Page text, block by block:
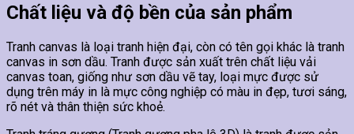
Chất liệu và độ bền của sản phẩm
Tranh canvas là loại tranh hiện đại, còn có tên gọi khác là tranh
canvas in sơn dầu. Tranh được sản xuất trên chất liệu vải
canvas toan, giống như sơn dầu vẽ tay, loại mực được sử
dụng trên máy in là mực công nghiệp có màu in đẹp, tươi sáng,
rõ nét và thân thiện sức khoẻ.